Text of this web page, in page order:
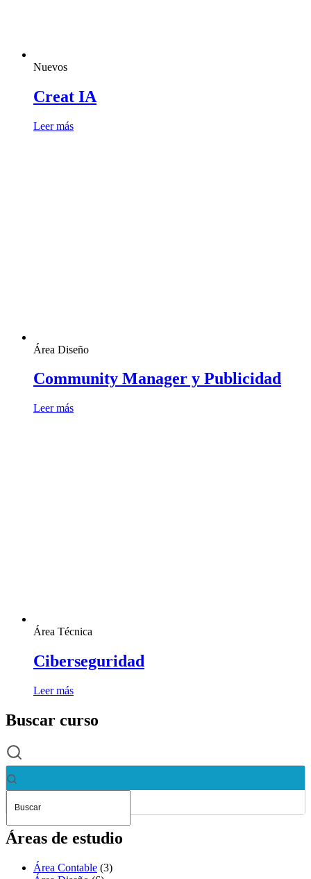
Nuevos
Creat IA
Leer más
Área Diseño
Community Manager y Publicidad
Leer más
Área Técnica
Ciberseguridad
Leer más
Buscar curso
Áreas de estudio
Área Contable (3)